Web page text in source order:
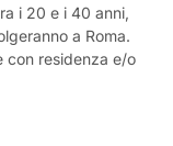
i 20 e i 40 anni,
a Roma.
con residenza e/o